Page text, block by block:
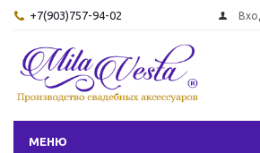
+7(903)757-94-02
МЕНЮ